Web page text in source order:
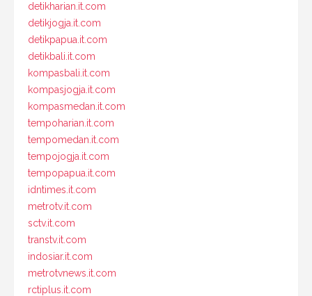
detikharian.it.com
detikjogja.it.com
detikpapua.it.com
detikbali.it.com
kompasbali.it.com
kompasjogja.it.com
kompasmedan.it.com
tempoharian.it.com
tempomedan.it.com
tempojogja.it.com
tempopapua.it.com
idntimes.it.com
metrotv.it.com
sctv.it.com
transtv.it.com
indosiar.it.com
metrotvnews.it.com
rctiplus.it.com